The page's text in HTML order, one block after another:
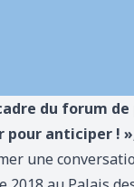
du forum
pour anticiper !
une